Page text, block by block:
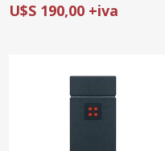
ROSTRO, TARJETA| WI-FI Y
U$S 190,00 +iva